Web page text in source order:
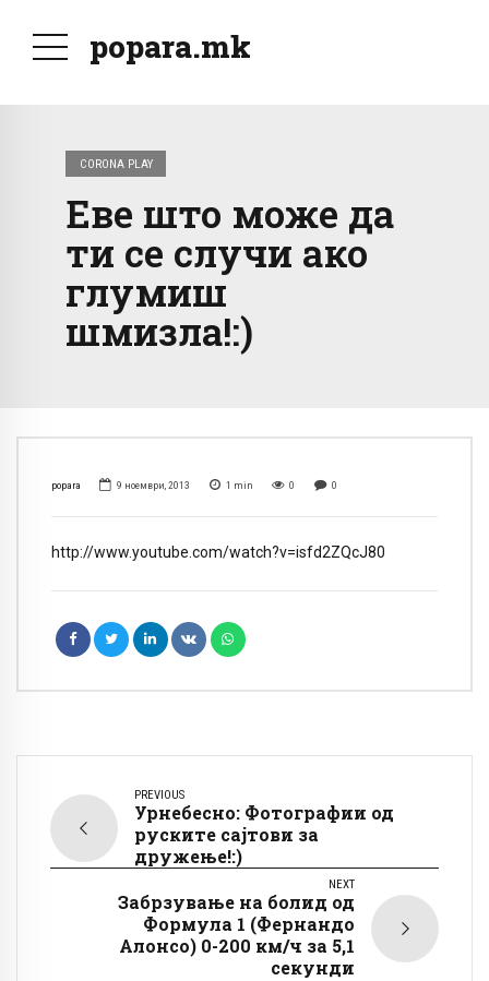
popara.mk
CORONA PLAY
Еве што може да
ти се случи ако
глумиш
шмизла!:)
popara 9 ноември, 2013 1 min 0 0
http://www.youtube.com/watch?v=isfd2ZQcJ80
PREVIOUS
Урнебесно: Фотографии од
руските сајтови за
дружење!:)
NEXT
Забрзување на болид од
Формула 1 (Фернандо
Алонсо) 0-200 км/ч за 5,1
секунди